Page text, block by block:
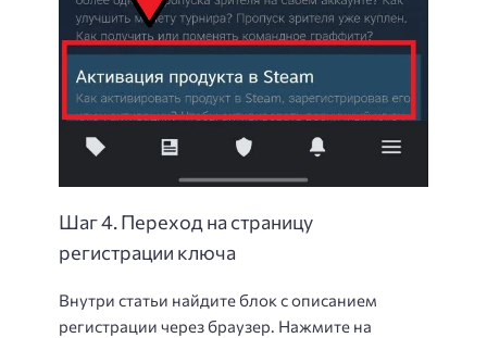
Шаг 4. Переход на страницу
регистрации ключа
Внутри статьи найдите блок с описанием
регистрации через браузер. Нажмите на